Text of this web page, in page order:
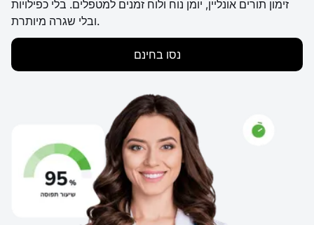
זימון תורים אונליין, יומן נוח ולוח זמנים למטפלים. בלי כפילויות
ובלי שגרה מיותרת.
נסו בחינם